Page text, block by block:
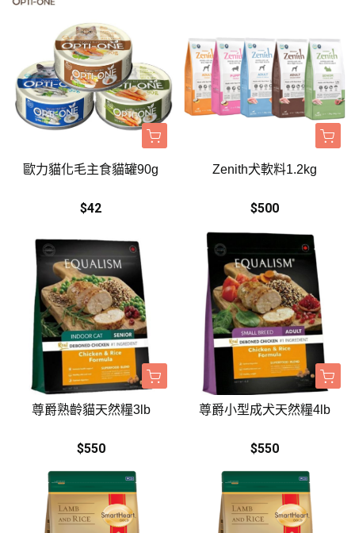
歐力貓化毛主食貓罐90g
$42
Zenith犬軟料1.2kg
$500
尊爵熟齡貓天然糧3lb
$550
尊爵小型成犬天然糧4lb
$550